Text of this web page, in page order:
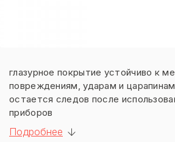
глазурное покрытие устойчиво к
повреждениям, ударам и
остается следов после
приборов
Подробнее